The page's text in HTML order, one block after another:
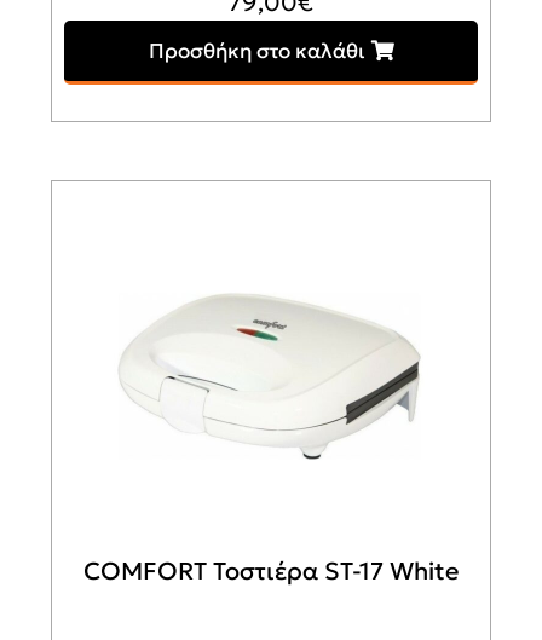
Προσθήκη στο καλάθι
COMFORT Τοστιέρα ST-17 White